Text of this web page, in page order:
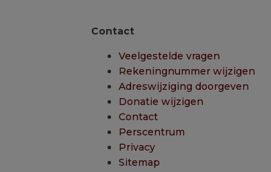
Contact
Veelgestelde vragen
Rekeningnummer wijzigen
Adreswijziging doorgeven
Donatie wijzigen
Contact
Perscentrum
Privacy
Sitemap